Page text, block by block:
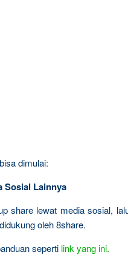
dimulai:
Sosial Lainnya
share lewat media sosial,
oleh 8share.
seperti link yang ini.